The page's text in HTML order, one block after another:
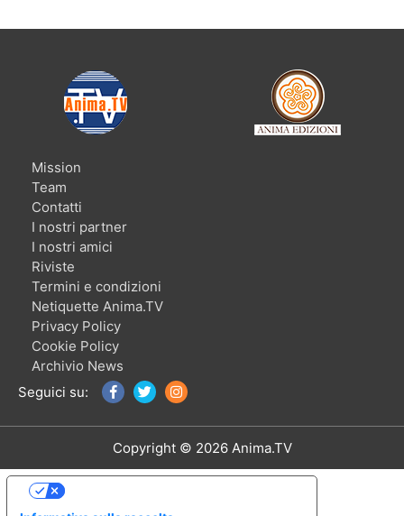
Mission
Team
Contatti
I nostri partner
I nostri amici
Riviste
Termini e condizioni
Netiquette Anima.TV
Privacy Policy
Cookie Policy
Archivio News
Seguici su:
Copyright © 2026 Anima.TV